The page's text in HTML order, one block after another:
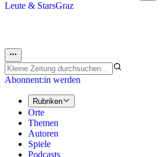
Leute & StarsGraz
Abonnent:in werden
Rubriken
Orte
Themen
Autoren
Spiele
Podcasts